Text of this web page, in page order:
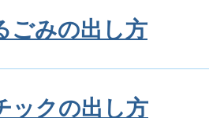
ごみの出し方
ックの出し方